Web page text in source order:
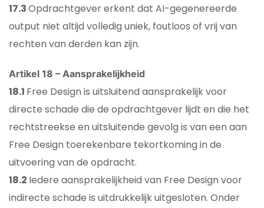
17.3Opdrachtgever erkent dat AI-gegenereerde
output niet altijd volledig uniek, foutloos of vrij van
rechten van derden kan zijn.
Artikel 18 – Aansprakelijkheid
18.1 Free Design is uitsluitend aansprakelijk voor
directe schade die de opdrachtgever lijdt en die het
rechtstreekse en uitsluitende gevolg is van een aan
Free Design toerekenbare tekortkoming in de
uitvoering van de opdracht.
18.2 Iedere aansprakelijkheid van Free Design voor
indirecte schade is uitdrukkelijk uitgesloten. Onder